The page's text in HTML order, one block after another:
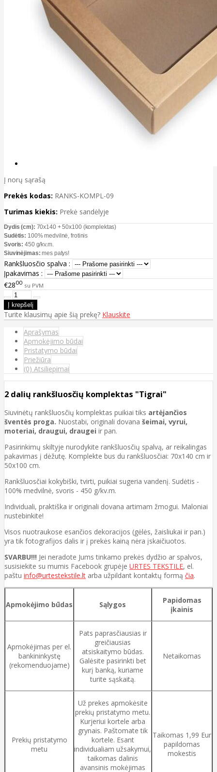
Į norų sąrašą
Prekės kodas: RANKS-KOMPL-09
Turimas kiekis: Prekė sandėlyje
Dydis (cm): 70x140 + 50x100 (komplektas)
Sudėtis: 100% medvilnė, frotinis
Svoris: 450 g/kv.m.
Siuvinėjimas: mes patys!
Rankšluosčio spalva :
Įpakavimas :
€2800 su PVM
Turite klausimų apie šią prekę? Klauskite
Aprašymas
Apmokėjimo būdai
Pristatymo būdai
Priežiūra
(0) Atsiliepimai
2 dalių rankšluosčių komplektas "Tigrai"
Siuvinėtų rankšluosčių komplektas puikiai tiks artėjančios
šventės proga. Nuostabi, originali dovana šeimai, vyrui,
moteriai, draugui, draugei ir pan.
Pasirinkimų skiltyje nurodykite rankšluosčių spalvą, ar reikalingas
pakavimas į dėžutę. Komplekte bus du rankšluosčiai: 70x140 cm ir
50x100 cm.
Rankšluosčiai kokybiški, tvirti, puikiai sugeria vandenį. Sudėtis -
100% medvilnė, svoris - 450 g/kv.m.
Individuali, praktiška ir originali dovana artimam žmogui. Maloniai
nustebinkite!
Visos nuotraukose esančios dekoracijos (gėlės, žaisliukai ir pan.)
yra tik fotografijos dalis ir į prekės kainą nėra įskaičiuotos.
SVARBU!!! Jei neradote Jums tinkamo prekės dydžio ar spalvos,
susisiekite su mumis Facebook grupėje URTES TEKSTILE, el.
paštu info@urtestekstile.lt arba užpildant kontaktų formą čia.
Apmokėjimo būdas Sąlygos
Papidomas
įkainis
Apmokėjimas per el.
bankininkystę
(rekomenduojame)
Pats paprasčiausias ir
greičiausias
atsiskaitymo būdas.
Galėsite pasirinkti bet
kurį banką, kuriame
turite sąskaitą.
Netaikomas
Prekių pristatymo
metu
Už prekes apmokėsite
prekių pristatymo metu.
Kurjeriui kortele arba
grynais. Paštomate tik
kortele. Esant
individualiam užsakymui,
taikomas dalinis
avansinis mokėjimas
Taikomas 1,99 Eur
papildomas
mokestis